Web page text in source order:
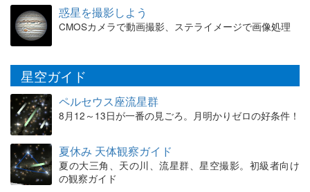
惑星を撮影しよう
CMOSカメラで動画撮影、ステライメージで画像処理
星空ガイド
ペルセウス座流星群
8月12～13日が一番の見ごろ。月明かりゼロの好条件！
夏休み 天体観察ガイド
夏の大三角、天の川、流星群、星空撮影。初級者向け
の観察ガイド